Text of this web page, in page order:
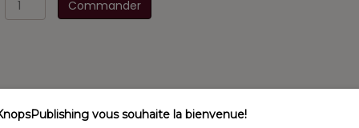
de
WettenCollectie
Commander
vous souhaite la bienvenue!